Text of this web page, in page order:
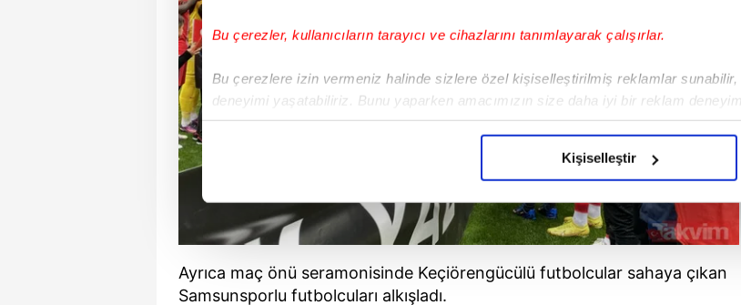
Bu çerezler, kullanıcıların tarayıcı ve cihazlarını tanımlayarak çalışırlar.
Bu çerezlere izin vermeniz halinde sizlere özel kişiselleştirilmiş reklamlar sunabilir,
deneyimi yaşatabiliriz. Bunu yaparken amacımızın size daha iyi bir reklam
içerikleri sunabilmek adına elimizden gelen çabayı gösterdiğimizi ve bu noktada,
Sizlere daha iyi bir hizmet sunabilmek için İnternet Sitemizde kendimize ve üçüncü
amacıyla kullanılmaktadır. Diğer çerezler, sitemizin daha işlevsel kılınması ve
reklam/pazarlama faaliyetlerinin yapılması, amaçlarıyla sınırlı olarak açık rızanız
Kişiselleştir
Ayrıca maç önü seramonisinde Keçiörengücülü futbolcular sahaya çıkan
Samsunsporlu futbolcuları alkışladı.